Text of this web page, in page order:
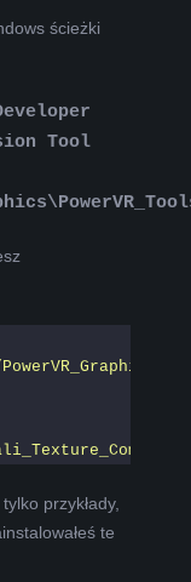
ścieżki
Tool
przykłady,
te